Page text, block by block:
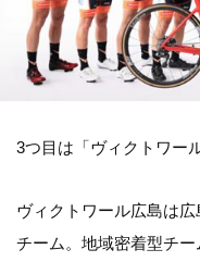
3つ目は「ヴィクトワー
ヴィクトワール広島は
チーム。地域密着型チ